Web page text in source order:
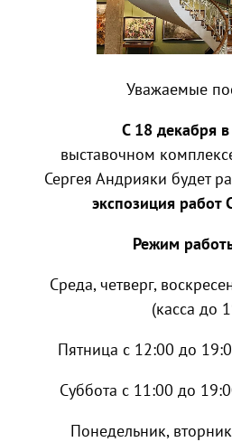
Уважаемые
С 18 декабря в
выставочном
Сергея Андрияки будет
экспозиция работ
Режим
Среда, четверг,
(касса до
Пятница с 12:00 до
Суббота с 11:00 до
Понедельник,